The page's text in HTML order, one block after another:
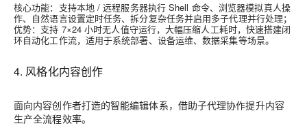
核心功能：支持本地 / 远程服务器执行 Shell 命令、浏览器模拟真人操
作、自然语言设置定时任务、拆分复杂任务并启用多子代理并行处理；
优势：支持 7×24 小时无人值守运行，大幅压缩人工耗时，快速搭建闭
环自动化工作流，适用于系统部署、设备运维、数据采集等场景。
4. 风格化内容创作
面向内容创作者打造的智能编辑体系，借助子代理协作提升内容
生产全流程效率。